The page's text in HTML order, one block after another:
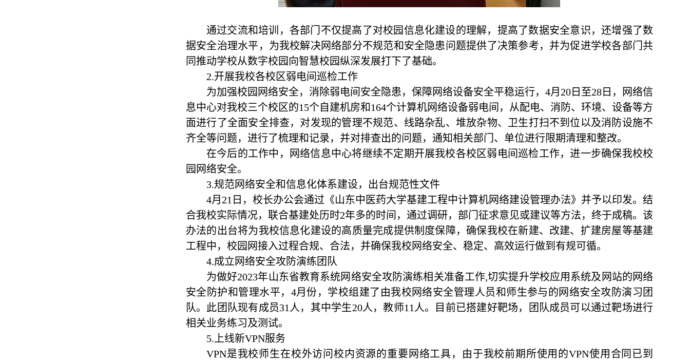
通过交流和培训，各部门不仅提高了对校园信息化建设的理解，提高了数据安全意识，还增强了数
据安全治理水平，为我校解决网络部分不规范和安全隐患问题提供了决策参考，并为促进学校各部门共
同推动学校从数字校园向智慧校园纵深发展打下了基础。
2.开展我校各校区弱电间巡检工作
为加强校园网络安全，消除弱电间安全隐患，保障网络设备安全平稳运行， 4月20日至28日，网络信
息中心对我校三个校区的15个自建机房和164个计算机网络设备弱电间，从配电、消防、环境、设备等方
面进行了全面安全排查，对发现的管理不规范、线路杂乱、堆放杂物、卫生打扫不到位以及消防设施不
齐全等问题，进行了梳理和记录，并对排查出的问题，通知相关部门、单位进行限期清理和整改。
在今后的工作中，网络信息中心将继续不定期开展我校各校区弱电间巡检工作，进一步确保我校校
园网络安全。
3.规范网络安全和信息化体系建设，出台规范性文件
4月21日，校长办公会通过《山东中医药大学基建工程中计算机网络建设管理办法》并予以印发。结
合我校实际情况，联合基建处历时2年多的时间，通过调研，部门征求意见或建议等方法，终于成稿。该
办法的出台将为我校信息化建设的高质量完成提供制度保障，确保我校在新建、改建、扩建房屋等基建
工程中，校园网接入过程合规、合法，并确保我校网络安全、稳定、高效运行做到有规可循。
4.成立网络安全攻防演练团队
为做好2023年山东省教育系统网络安全攻防演练相关准备工作,切实提升学校应用系统及网站的网络
安全防护和管理水平，4月份，学校组建了由我校网络安全管理人员和师生参与的网络安全攻防演习团
队。此团队现有成员31人，其中学生20人，教师11人。目前已搭建好靶场，团队成员可以通过靶场进行
相关业务练习及测试。
5.上线新VPN服务
VPN是我校师生在校外访问校内资源的重要网络工具，由于我校前期所使用的VPN使用合同已到